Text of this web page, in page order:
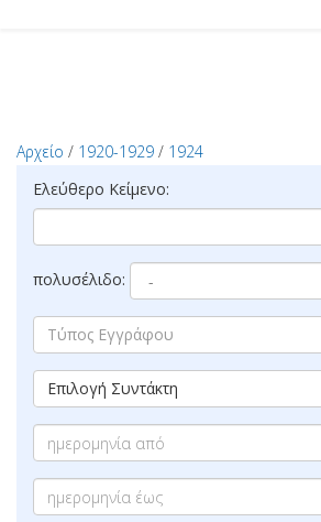
Αρχείο / 1920-1929 / 1924
Ελεύθερο Κείμενο:
πολυσέλιδο:
Τύπος Εγγράφου
Επιλογή Συντάκτη